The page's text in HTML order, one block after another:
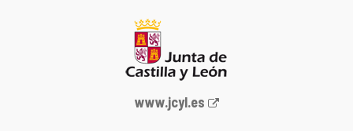
Portail
www.jcyl.es